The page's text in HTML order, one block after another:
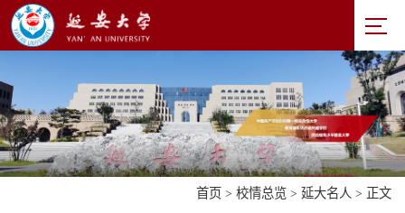
首页 > 校情总览 > 延大名人 > 正文